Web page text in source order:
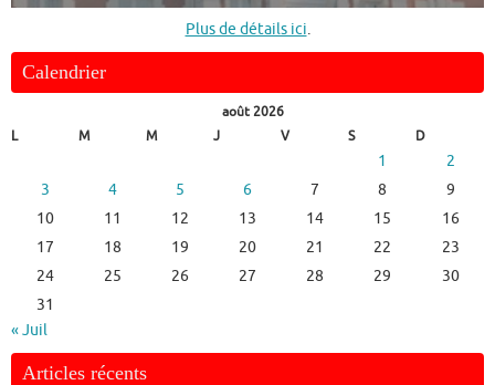
Plus de détails ici.
Calendrier
août 2026
L
M M J V S D
1
2
3
4 5 6 7 8
9
10
11 12 13 14 15
16
17
18 19 20 21 22
23
24
25 26 27 28 29
30
31
« Juil
Articles récents